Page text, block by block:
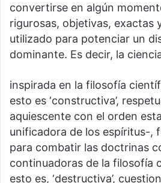
convertirse en algún
rigurosas, objetivas, exactas
utilizado para potenciar un
dominante. Es decir, la
inspirada en la filosofía
esto es ‘constructiva’,
aquiescente con el orden
unificadora de los espíritus-,
para combatir las doctrinas
continuadoras de la filosofía
esto es, ‘destructiva’,